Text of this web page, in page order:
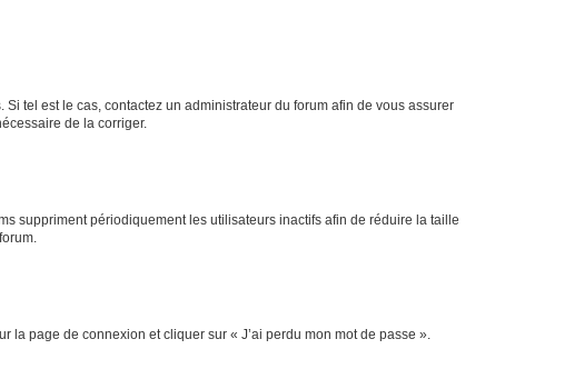
tel est le cas, contactez un administrateur du forum afin de vous assurer
de la corriger.
suppriment périodiquement les utilisateurs inactifs afin de réduire la taille
page de connexion et cliquer sur « J’ai perdu mon mot de passe ».